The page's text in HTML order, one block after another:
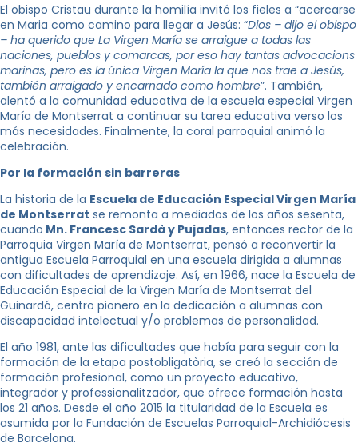
El obispo Cristau durante la homilía invitó los fieles a “acercarse
en Maria como camino para llegar a Jesús: “Dios – dijo el obispo
– ha querido que La Virgen María se arraigue a todas las
naciones, pueblos y comarcas, por eso hay tantas advocacions
marinas, pero es la única Virgen María la que nos trae a Jesús,
también arraigado y encarnado como hombre”. También,
alentó a la comunidad educativa de la escuela especial Virgen
María de Montserrat a continuar su tarea educativa verso los
más necesidades. Finalmente, la coral parroquial animó la
celebración.
Por la formación sin barreras
La historia de la Escuela de Educación Especial Virgen María
de Montserrat se remonta a mediados de los años sesenta,
cuando Mn. Francesc Sardà y Pujadas, entonces rector de la
Parroquia Virgen María de Montserrat, pensó a reconvertir la
antigua Escuela Parroquial en una escuela dirigida a alumnas
con dificultades de aprendizaje. Así, en 1966, nace la Escuela de
Educación Especial de la Virgen María de Montserrat del
Guinardó, centro pionero en la dedicación a alumnas con
discapacidad intelectual y/o problemas de personalidad.
El año 1981, ante las dificultades que había para seguir con la
formación de la etapa postobligatòria, se creó la sección de
formación profesional, como un proyecto educativo,
integrador y professionalitzador, que ofrece formación hasta
los 21 años. Desde el año 2015 la titularidad de la Escuela es
asumida por la Fundación de Escuelas Parroquial-Archidiócesis
de Barcelona.